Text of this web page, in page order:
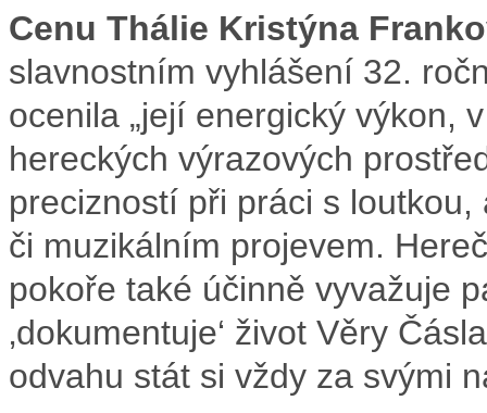
Cenu Thálie Kristýna
slavnostním vyhlášení 32.
ocenila „její energický výkon,
hereckých výrazových
precizností při práci s
či muzikálním projevem.
pokoře také účinně vyvažuje
‚dokumentuje‘ život Věry
odvahu stát si vždy za svými